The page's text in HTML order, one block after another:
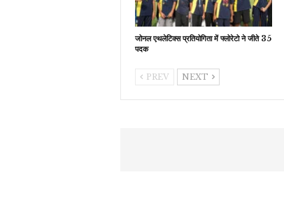
जोनल एथलेटिक्स प्रतियोगिता में फ्लोरेटो ने जीते 35
पदक
PREV NEXT